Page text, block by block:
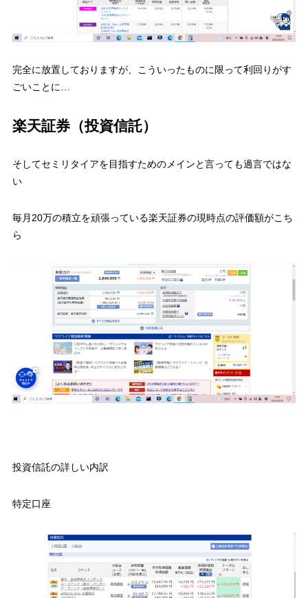
完全に放置しておりますが、こういったものに限って利回りがす
ごいことに…
楽天証券（投資信託）
そしてセミリタイアを目指すためのメインと言っても過言ではな
い
毎月20万の積立を頑張っている楽天証券の現時点の評価額がこち
ら
投資信託の詳しい内訳
特定口座